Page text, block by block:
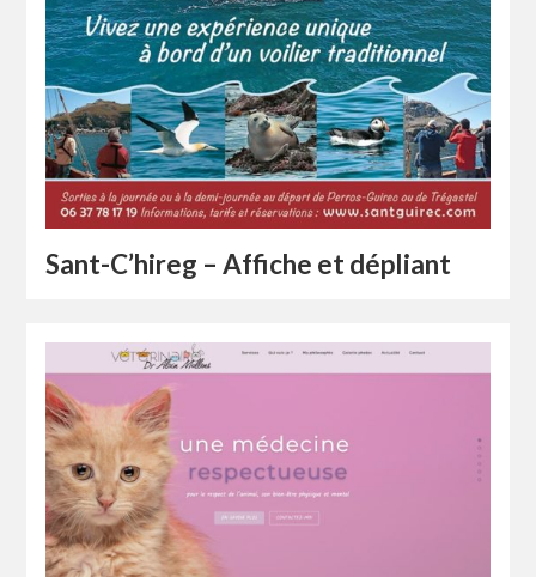
Sant-C’hireg – Affiche et dépliant